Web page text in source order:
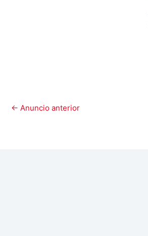
← Anuncio anterior